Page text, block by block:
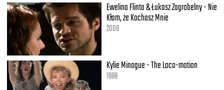
Ewelina Flinta & Łukasz Zagrobelny - Nie
Kłam, że Kochasz Mnie
2008
Kylie Minogue - The Loco-motion
1988